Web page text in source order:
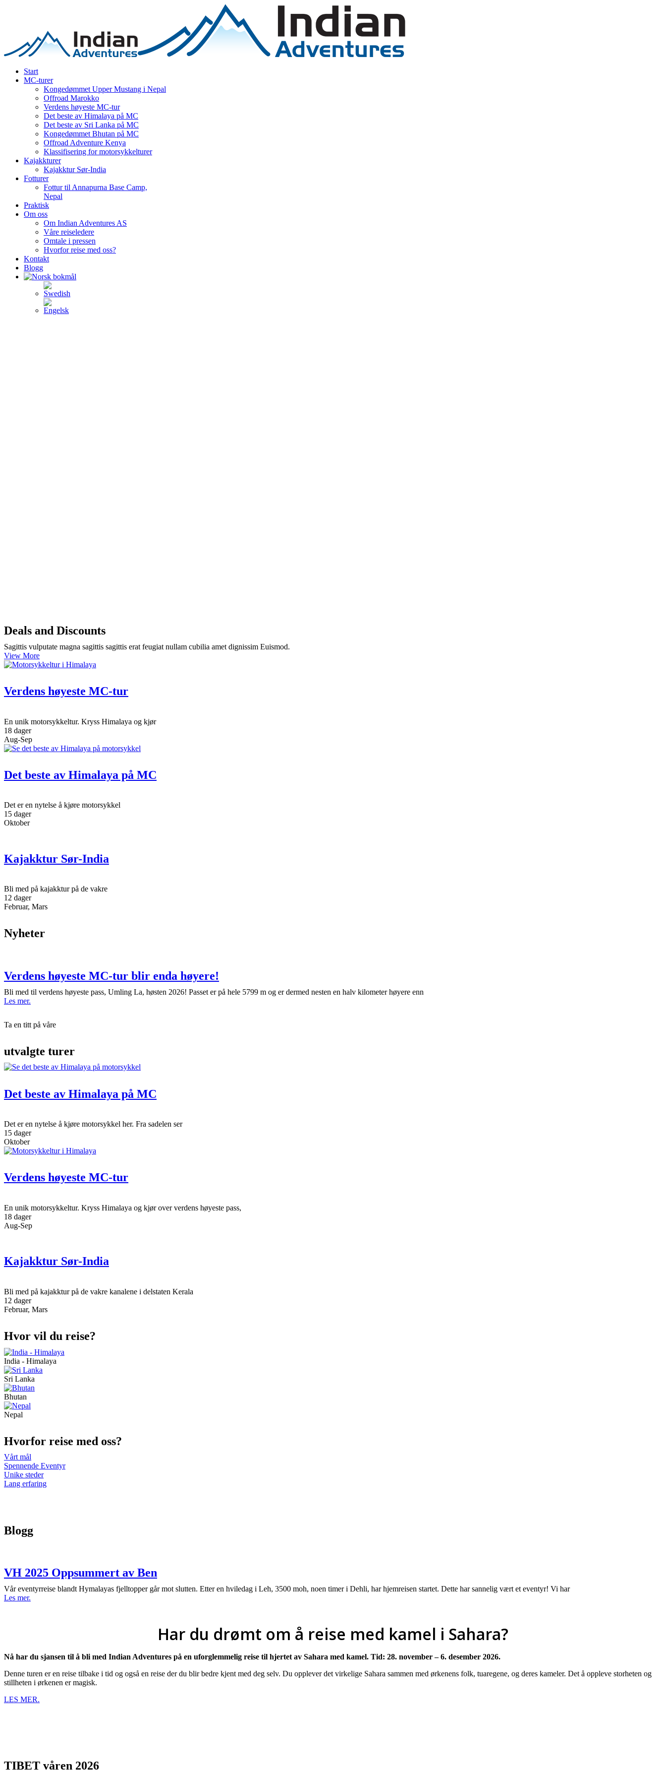
Start
MC-turer
Kongedømmet Upper Mustang i Nepal
Offroad Marokko
Verdens høyeste MC-tur
Det beste av Himalaya på MC
Det beste av Sri Lanka på MC
Kongedømmet Bhutan på MC
Offroad Adventure Kenya
Klassifisering for motorsykkelturer
Kajakkturer
Kajakktur Sør-India
Fotturer
Fottur til Annapurna Base Camp,
Nepal
Praktisk
Om oss
Om Indian Adventures AS
Våre reiseledere
Omtale i pressen
Hvorfor reise med oss?
Kontakt
Blogg
Deals and Discounts
Sagittis vulputate magna sagittis sagittis erat feugiat nullam cubilia amet dignissim Euismod.
View More
Verdens høyeste MC-tur
En unik motorsykkeltur. Kryss Himalaya og kjør
18 dager
Aug-Sep
Det beste av Himalaya på MC
Det er en nytelse å kjøre motorsykkel
15 dager
Oktober
Kajakktur Sør-India
Bli med på kajakktur på de vakre
12 dager
Februar, Mars
Nyheter
Verdens høyeste MC-tur blir enda høyere!
Bli med til verdens høyeste pass, Umling La, høsten 2026! Passet er på hele 5799 m og er dermed nesten en halv kilometer høyere enn
Les mer.
Ta en titt på våre
utvalgte turer
Det beste av Himalaya på MC
Det er en nytelse å kjøre motorsykkel her. Fra sadelen ser
15 dager
Oktober
Verdens høyeste MC-tur
En unik motorsykkeltur. Kryss Himalaya og kjør over verdens høyeste pass,
18 dager
Aug-Sep
Kajakktur Sør-India
Bli med på kajakktur på de vakre kanalene i delstaten Kerala
12 dager
Februar, Mars
Hvor vil du reise?
India - Himalaya
Sri Lanka
Bhutan
Nepal
Hvorfor reise med oss?
Vårt mål
Spennende Eventyr
Unike steder
Lang erfaring
Blogg
VH 2025 Oppsummert av Ben
Vår eventyrreise blandt Hymalayas fjelltopper går mot slutten. Etter en hviledag i Leh, 3500 moh, noen timer i Dehli, har hjemreisen startet. Dette har sannelig vært et eventyr! Vi har
Les mer.
Har du drømt om å reise med kamel i Sahara?
Nå har du sjansen til å bli med Indian Adventures på en uforglemmelig reise til hjertet av Sahara med kamel. Tid: 28. november – 6. desember 2026.
Denne turen er en reise tilbake i tid og også en reise der du blir bedre kjent med deg selv. Du opplever det virkelige Sahara sammen med ørkenens folk, tuaregene, og deres kameler. Det å oppleve storheten og
stillheten i ørkenen er magisk.
LES MER.
TIBET våren 2026